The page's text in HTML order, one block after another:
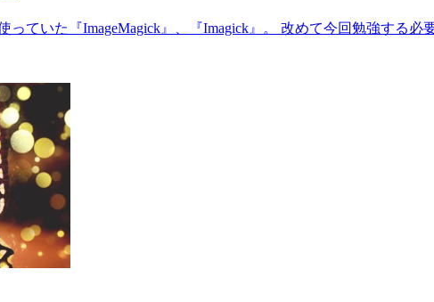
っていた『ImageMagick』、『Imagick』。 改めて今回勉強する